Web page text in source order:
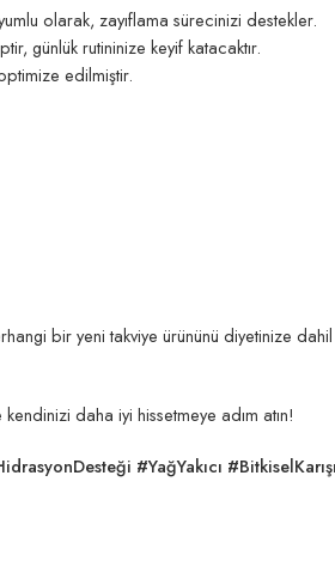
olarak, zayıflama sürecinizi destekler.
günlük rutininize keyif katacaktır.
edilmiştir.
bir yeni takviye ürününü diyetinize
daha iyi hissetmeye adım atın!
#YağYakıcı